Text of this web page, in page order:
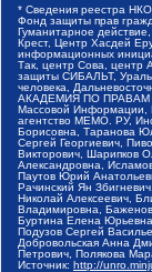
* Сведения реестра
Фонд защиты прав
Гуманитарное
Крест, Центр Хасдей
информационных
Так, центр Сова, центр
защиты СИБАЛЬТ,
человека,
АКАДЕМИЯ ПО ПРАВАМ
Массовой Информации,
агентство МЕМО. РУ,
Борисовна, Таранова
Сергей Георгиевич,
Викторович, Шарипков
Александровна,
Паутов Юрий
Рачинский Ян
Николай Алексеевич,
Владимировна,
Буртина Елена
Подузов Сергей
Добровольская Анна
Петрович, Полякова
Источник: http://